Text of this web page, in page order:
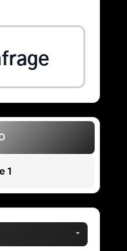
1
⌄